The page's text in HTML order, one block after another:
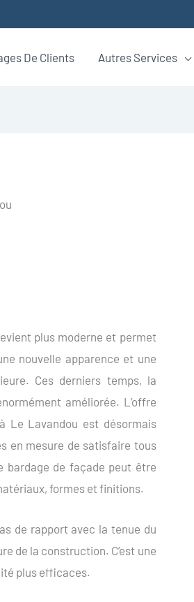
De Clients Autres Services
plus moderne et permet
nouvelle apparence et une
Ces derniers temps, la
améliorée. L’offre
Le Lavandou est désormais
en mesure de satisfaire tous
bardage de façade peut être
formes et finitions.
de rapport avec la tenue du
de la construction. C’est une
plus efficaces.